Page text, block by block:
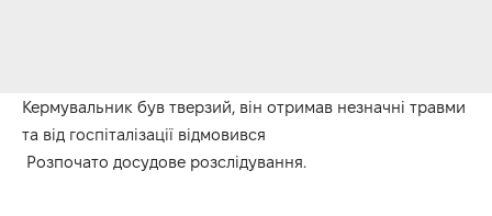
Кермувальник був тверзий, він отримав незначні травми
та від госпіталізації відмовився
Розпочато досудове розслідування.